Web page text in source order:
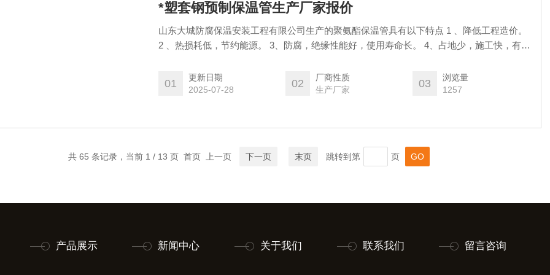
*塑套钢预制保温管生产厂家报价
山东大城防腐保温安装工程有限公司生产的聚氨酯保温管具有以下特点 1 、降低工程造价。
2 、热损耗低，节约能源。 3、防腐，绝缘性能好，使用寿命长。 4、占地少，施工快，有利
01
更新日期
2025-07-28
02
厂商性质
生产厂家
03
浏览量
1257
共 65 条记录，当前 1 / 13 页 首页 上一页 下一页 末页 跳转到第 页
产品展示 新闻中心 关于我们 联系我们 留言咨询